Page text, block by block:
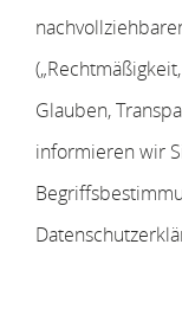
Glauben,
informieren wir